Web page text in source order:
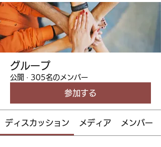
グループ
公開 · 305名のメンバー
参加する
ディスカッション メディア メンバー